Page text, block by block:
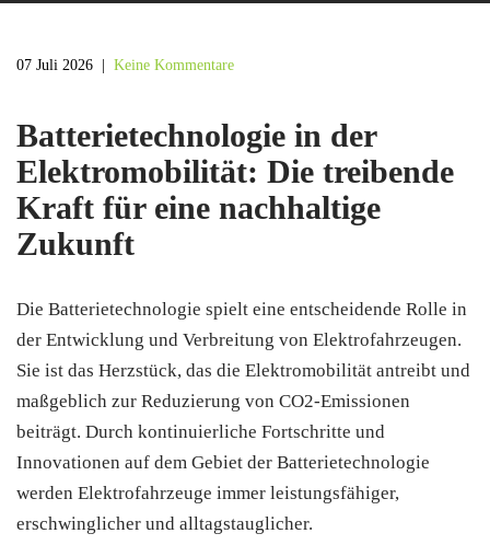
07 Juli 2026 Keine Kommentare
Batterietechnologie in der
Elektromobilität: Die treibende
Kraft für eine nachhaltige
Zukunft
Die Batterietechnologie spielt eine entscheidende Rolle in
der Entwicklung und Verbreitung von Elektrofahrzeugen.
Sie ist das Herzstück, das die Elektromobilität antreibt und
maßgeblich zur Reduzierung von CO2-Emissionen
beiträgt. Durch kontinuierliche Fortschritte und
Innovationen auf dem Gebiet der Batterietechnologie
werden Elektrofahrzeuge immer leistungsfähiger,
erschwinglicher und alltagstauglicher.